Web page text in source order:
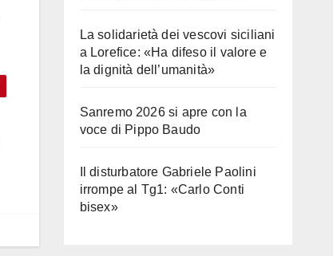
La solidarietà dei vescovi siciliani
a Lorefice: «Ha difeso il valore e
la dignità dell’umanità»
Sanremo 2026 si apre con la
voce di Pippo Baudo
Il disturbatore Gabriele Paolini
irrompe al Tg1: «Carlo Conti
bisex»